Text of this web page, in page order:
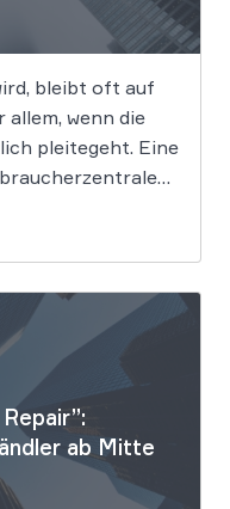
bleibt oft auf
wenn die
pleitegeht. Eine
in solchen
direkt zur
ab Mitte